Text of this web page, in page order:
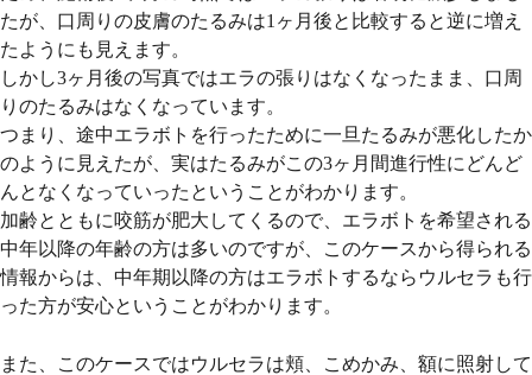
たが、口周りの皮膚のたるみは1ヶ月後と比較すると逆に増え
たようにも見えます。
しかし3ヶ月後の写真ではエラの張りはなくなったまま、口周
りのたるみはなくなっています。
つまり、途中エラボトを行ったために一旦たるみが悪化したか
のように見えたが、実はたるみがこの3ヶ月間進行性にどんど
んとなくなっていったということがわかります。
加齢とともに咬筋が肥大してくるので、エラボトを希望される
中年以降の年齢の方は多いのですが、このケースから得られる
情報からは、中年期以降の方はエラボトするならウルセラも行
った方が安心ということがわかります。
また、このケースではウルセラは頬、こめかみ、額に照射して